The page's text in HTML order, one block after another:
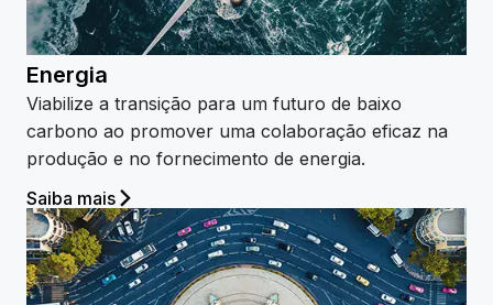
Energia
Viabilize a transição para um futuro de baixo
carbono ao promover uma colaboração eficaz na
produção e no fornecimento de energia.
Saiba mais